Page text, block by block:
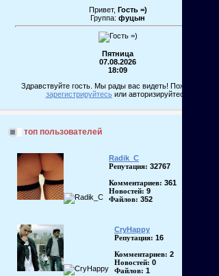
Привет, Гость =)
Группа: фуцын
Пятница
07.08.2026
18:09
Здравствуйте гость. Мы рады вас видеть! Пожалуйста,
зарегистрируйтесьили авторизируйтесь!
топ пользователей
Radik_C
Репутация: 32767
Комментариев: 361
Новостей: 9
Файлов: 352
CryHappy
Репутация: 16
Комментариев: 2
Новостей: 0
Файлов: 1